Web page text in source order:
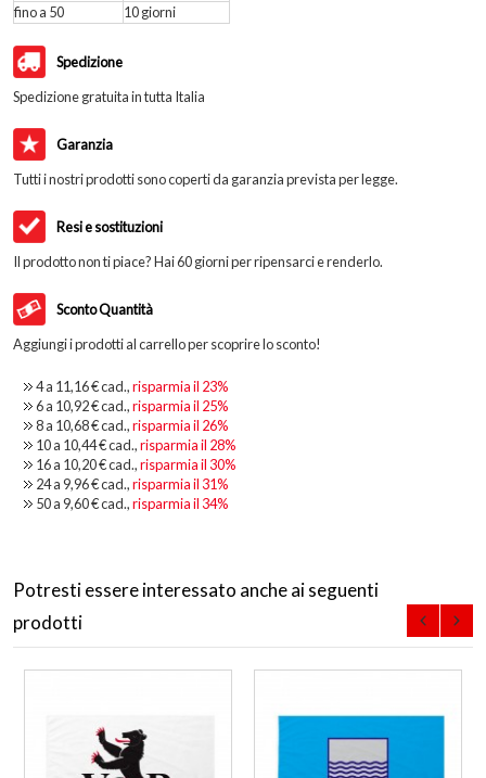
fino a 50
10 giorni
Spedizione
Spedizione gratuita in tutta Italia
Garanzia
Tutti i nostri prodotti sono coperti da garanzia prevista per legge.
Resi e sostituzioni
Il prodotto non ti piace? Hai 60 giorni per ripensarci e renderlo.
Sconto Quantità
Aggiungi i prodotti al carrello per scoprire lo sconto!
4 a 11,16 €cad.,risparmia il 23%
6 a 10,92 €cad.,risparmia il 25%
8 a 10,68 €cad.,risparmia il 26%
10 a 10,44 €cad.,risparmia il 28%
16 a 10,20 €cad.,risparmia il 30%
24 a 9,96 €cad.,risparmia il 31%
50 a 9,60 €cad.,risparmia il 34%
Potresti essere interessato anche ai seguenti
prodotti